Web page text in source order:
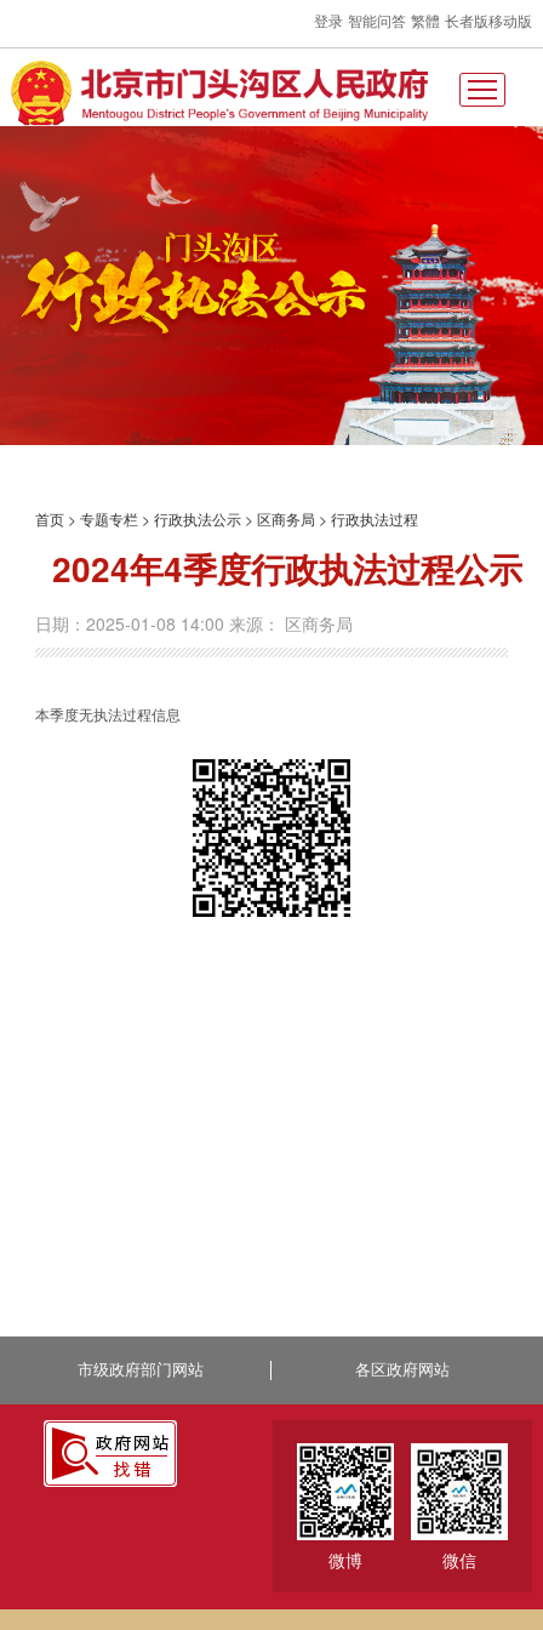
登录 智能问答 繁體 长者版移动版
首页 >专题专栏 >行政执法公示 >区商务局 >行政执法过程
2024年4季度行政执法过程公示
日期：2025-01-08 14:00 来源： 区商务局
本季度无执法过程信息
市级政府部门网站 各区政府网站
微博 微信